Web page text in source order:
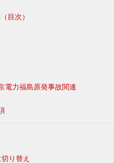
目次）
電力福島原発事故関連
り替え